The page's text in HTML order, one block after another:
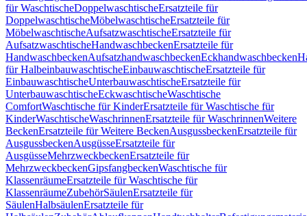
für WaschtischeDoppelwaschtischeErsatzteile für
DoppelwaschtischeMöbelwaschtischeErsatzteile für
MöbelwaschtischeAufsatzwaschtischeErsatzteile für
AufsatzwaschtischeHandwaschbeckenErsatzteile für
HandwaschbeckenAufsatzhandwaschbeckenEckhandwaschbecken
für HalbeinbauwaschtischeEinbauwaschtischeErsatzteile für
EinbauwaschtischeUnterbauwaschtischeErsatzteile für
UnterbauwaschtischeEckwaschtischeWaschtische
ComfortWaschtische für KinderErsatzteile für Waschtische für
KinderWaschtischeWaschrinnenErsatzteile für WaschrinnenWeitere
BeckenErsatzteile für Weitere BeckenAusgussbeckenErsatzteile für
AusgussbeckenAusgüsseErsatzteile für
AusgüsseMehrzweckbeckenErsatzteile für
MehrzweckbeckenGipsfangbeckenWaschtische für
KlassenräumeErsatzteile für Waschtische für
KlassenräumeZubehörSäulenErsatzteile für
SäulenHalbsäulenErsatzteile für